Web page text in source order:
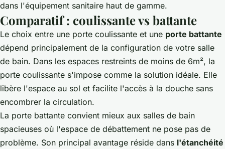
dans l'équipement sanitaire haut de gamme.
Comparatif : coulissante vs battante
Le choix entre une porte coulissante et une porte battante
dépend principalement de la configuration de votre salle
de bain. Dans les espaces restreints de moins de 6m², la
porte coulissante s'impose comme la solution idéale. Elle
libère l'espace au sol et facilite l'accès à la douche sans
encombrer la circulation.
La porte battante convient mieux aux salles de bain
spacieuses où l'espace de débattement ne pose pas de
problème. Son principal avantage réside dans l'étanchéité